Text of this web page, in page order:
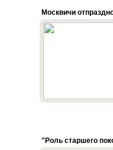
Москвичи
"Роль старшего